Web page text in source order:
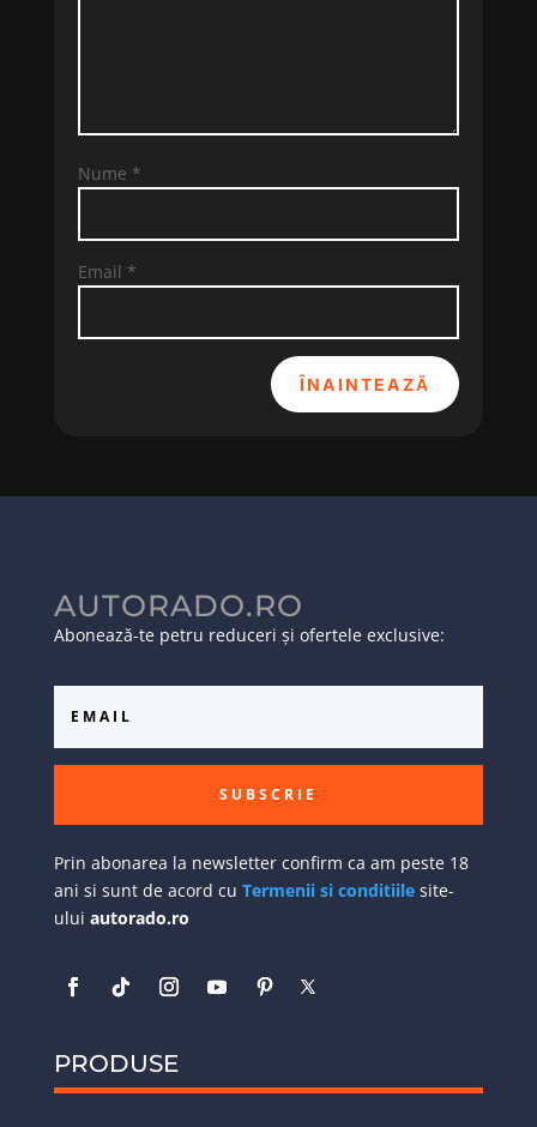
Nume *
Email *
ÎNAINTEAZĂ
AUTORADO.RO
Abonează-te petru reduceri și ofertele exclusive:
SUBSCRIE
Prin abonarea la newsletter confirm ca am peste 18
ani si sunt de acord cu Termenii si conditiilesite-
ului autorado.ro
PRODUSE